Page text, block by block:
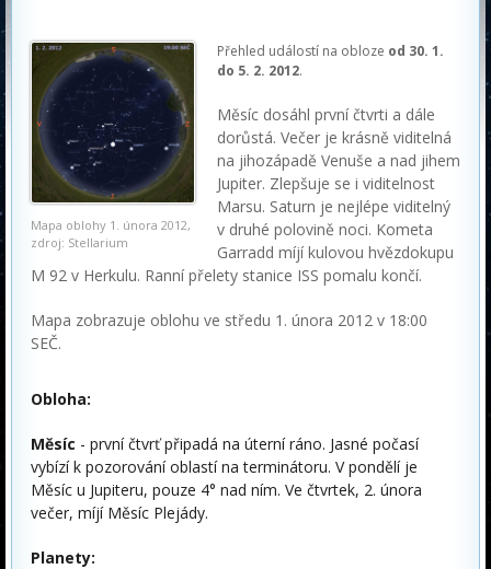
Mapa oblohy 1. února 2012,
zdroj: Stellarium
Přehled událostí na obloze od 30. 1.
do 5. 2. 2012.
Měsíc dosáhl první čtvrti a dále
dorůstá. Večer je krásně viditelná
na jihozápadě Venuše a nad jihem
Jupiter. Zlepšuje se i viditelnost
Marsu. Saturn je nejlépe viditelný
v druhé polovině noci. Kometa
Garradd míjí kulovou hvězdokupu
M 92 v Herkulu. Ranní přelety stanice ISS pomalu končí.
Mapa zobrazuje oblohu ve středu 1. února 2012 v 18:00
SEČ.
Obloha:
Měsíc - první čtvrť připadá na úterní ráno. Jasné počasí
vybízí k pozorování oblastí na terminátoru. V pondělí je
Měsíc u Jupiteru, pouze 4° nad ním. Ve čtvrtek, 2. února
večer, míjí Měsíc Plejády.
Planety: